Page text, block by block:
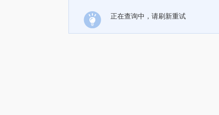
正在查询中，请刷新重试